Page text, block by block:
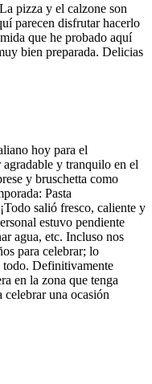
pizza y el calzone son
parecen disfrutar hacerlo
que he probado aquí
bien preparada. Delicias
hoy para el
y tranquilo en el
y bruschetta como
Pasta
salió fresco, caliente y
estuvo pendiente
agua, etc. Incluso nos
para celebrar; lo
todo. Definitivamente
en la zona que tenga
una ocasión